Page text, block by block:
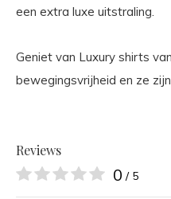
een extra luxe uitstraling.
Geniet van Luxury shirts
bewegingsvrijheid en ze
Reviews
0 / 5